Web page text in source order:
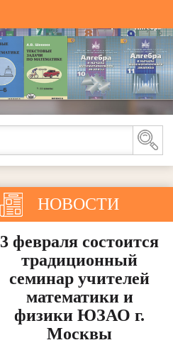
НОВОСТИ
3 февраля состоится
традиционный
семинар учителей
математики и
физики ЮЗАО г.
Москвы